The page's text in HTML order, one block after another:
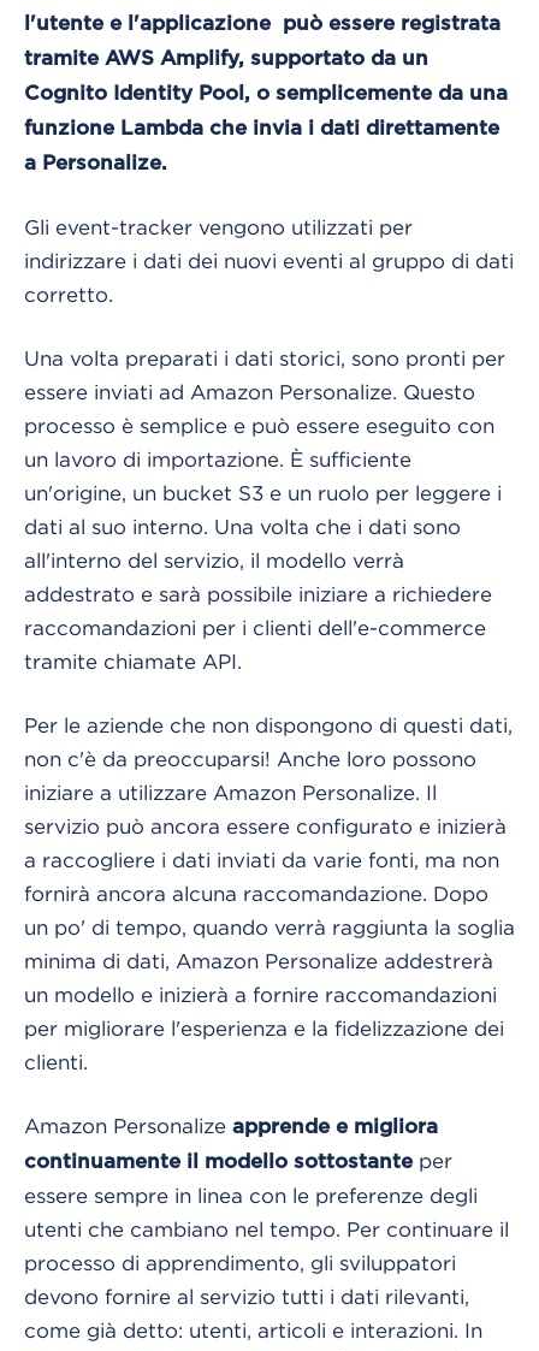
l'utente e l'applicazione può essere registrata
tramite AWS Amplify, supportato da un
Cognito Identity Pool, o semplicemente da una
funzione Lambda che invia i dati direttamente
a Personalize.
Gli event-tracker vengono utilizzati per
indirizzare i dati dei nuovi eventi al gruppo di dati
corretto.
Una volta preparati i dati storici, sono pronti per
essere inviati ad Amazon Personalize. Questo
processo è semplice e può essere eseguito con
un lavoro di importazione. È sufficiente
un'origine, un bucket S3 e un ruolo per leggere i
dati al suo interno. Una volta che i dati sono
all'interno del servizio, il modello verrà
addestrato e sarà possibile iniziare a richiedere
raccomandazioni per i clienti dell'e-commerce
tramite chiamate API.
Per le aziende che non dispongono di questi dati,
non c'è da preoccuparsi! Anche loro possono
iniziare a utilizzare Amazon Personalize. Il
servizio può ancora essere configurato e inizierà
a raccogliere i dati inviati da varie fonti, ma non
fornirà ancora alcuna raccomandazione. Dopo
un po' di tempo, quando verrà raggiunta la soglia
minima di dati, Amazon Personalize addestrerà
un modello e inizierà a fornire raccomandazioni
per migliorare l'esperienza e la fidelizzazione dei
clienti.
Amazon Personalize apprende e migliora
continuamente il modello sottostanteper
essere sempre in linea con le preferenze degli
utenti che cambiano nel tempo. Per continuare il
processo di apprendimento, gli sviluppatori
devono fornire al servizio tutti i dati rilevanti,
come già detto: utenti, articoli e interazioni. In